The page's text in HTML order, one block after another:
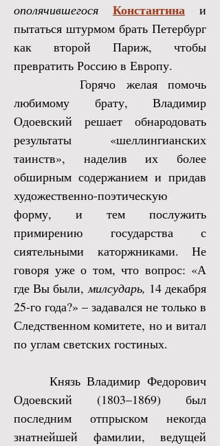
ополячившегося
Константина и
пытаться штурмом брать Петербург
как второй Париж, чтобы
превратить Россию в Европу.
Горячо желая помочь
любимому брату, Владимир
Одоевский решает обнародовать
результаты «шеллингианских
таинств», наделив их более
обширным содержанием и придав
художественно-поэтическую
форму, и тем послужить
примирению государства с
сиятельными каторжниками. Не
говоря уже о том, что вопрос: «А
где Вы были, милсударь, 14 декабря
25-го года?» – задавался не только в
Следственном комитете, но и витал
по углам светских гостиных.
Князь Владимир Федорович
Одоевский (1803–1869) был
последним отпрыском некогда
знатнейшей фамилии, ведущей